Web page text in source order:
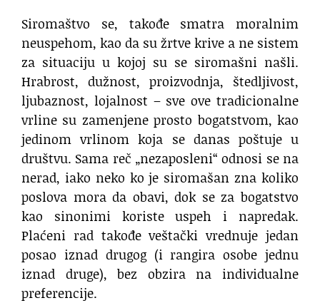
Siromaštvo se, takođe smatra moralnim
neuspehom, kao da su žrtve krive a ne sistem
za situaciju u kojoj su se siromašni našli.
Hrabrost, dužnost, proizvodnja, štedljivost,
ljubaznost, lojalnost – sve ove tradicionalne
vrline su zamenjene prosto bogatstvom, kao
jedinom vrlinom koja se danas poštuje u
društvu. Sama reč „nezaposleni“ odnosi se na
nerad, iako neko ko je siromašan zna koliko
poslova mora da obavi, dok se za bogatstvo
kao sinonimi koriste uspeh i napredak.
Plaćeni rad takođe veštački vrednuje jedan
posao iznad drugog (i rangira osobe jednu
iznad druge), bez obzira na individualne
preferencije.